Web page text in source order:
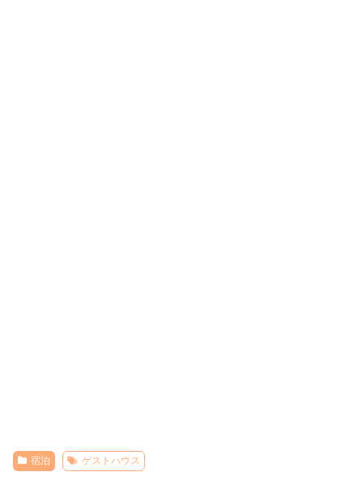
宿泊 ゲストハウス